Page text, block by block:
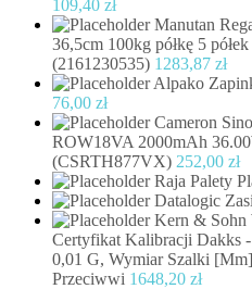
109,40 zł
Manutan
36,5cm 100kg półkę 5
(2161230535) 1283,87 zł
Alpako
76,00 zł
Cameron
ROW18VA 2000mAh
(CSRTH877VX) 252,00 zł
Raja Palety
Datalogic
Kern & Sohn
Certyfikat Kalibracji Dakks
0,01 G, Wymiar Szalki
Przeciwwi 1648,20 zł